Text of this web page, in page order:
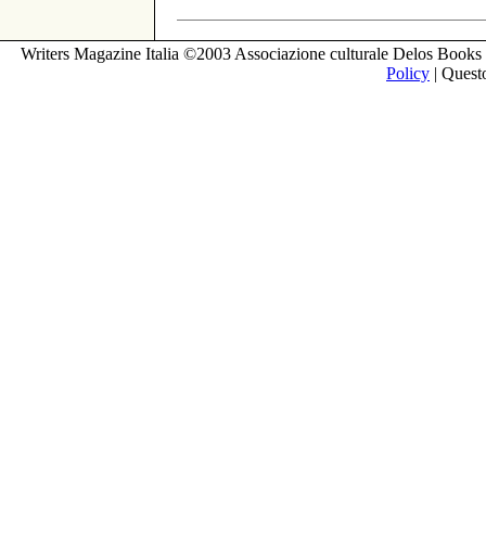
Writers Magazine Italia ©2003 Associazione culturale Delos
Policy |